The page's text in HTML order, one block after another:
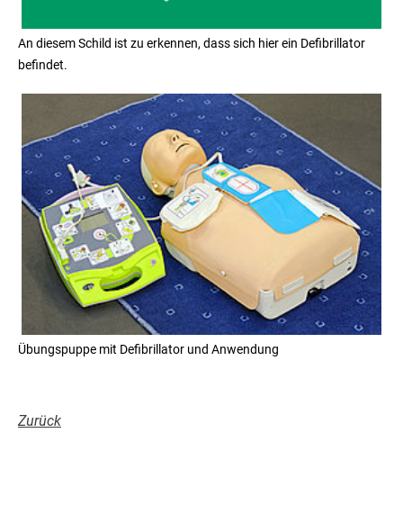
An diesem Schild ist zu erkennen, dass sich hier ein Defibrillator
befindet.
Übungspuppe mit Defibrillator und Anwendung
Zurück